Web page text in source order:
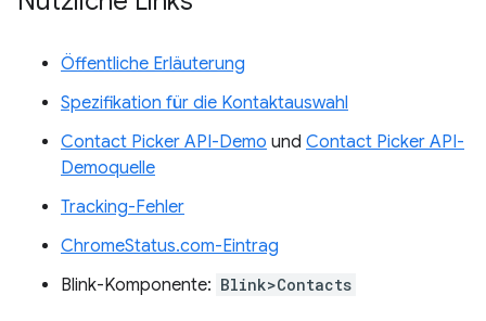
Öffentliche Erläuterung
Spezifikation für die Kontaktauswahl
Contact Picker API-Demo und Contact Picker API-
Demoquelle
Tracking-Fehler
ChromeStatus.com-Eintrag
Blink-Komponente: Blink>Contacts